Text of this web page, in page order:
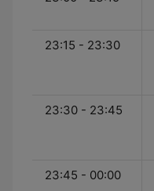
23:15 - 23:30
23:30 - 23:45
23:45 - 00:00